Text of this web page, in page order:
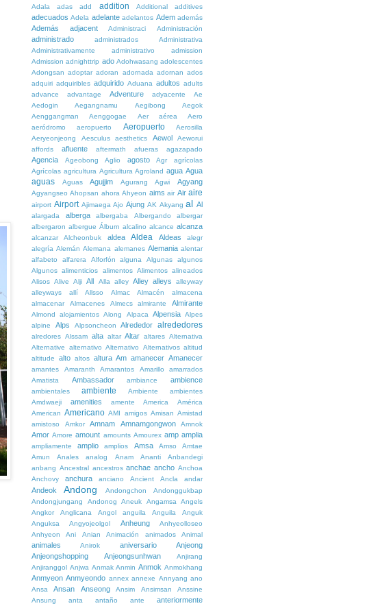
Adala adas add addition Additional additives
adecuados Adela adelante adelantos Adem además
Además adjacent Administraci Administración
administrado administrados
Administrativa
Administrativamente
administrativo
admission
Admission adnighttrip ado Adohwasang adolescentes
Adongsan adoptar adoran adornada adornan ados
adquiri adquiribles adquirido Aduana adultos adults
advance
advantage Adventure adyacente
Ae
Aedogin
Aegangnamu Aegibong
Aegok
Aenggangman
Aenggogae Aer aérea
Aero
aeródromo
aeropuerto Aeropuerto
Aerosilla
Aeryeonjeong
Aesculus aesthetics Aewol
Aeworui
affords
afluente aftermath afueras agazapado
Agencia Ageobong Aglio agosto Agr
agrícolas
Agrícolas agricultura Agricultura Agroland agua Agua
aguas Aguas Agujjim Agurang Agwi Agyang
Agyangseo Ahopsan ahora Ahyeon aims air Air aire
airport Airport Ajimaega Ajo Ajung AK Akyang al Al
alargada alberga albergaba Albergando
albergar
albergaron albergue Álbum alcalino alcance alcanza
alcanzar Alcheonbuk aldea Aldea Aldeas
alegr
alegría Alemán Alemana alemanes Alemania alentar
alfabeto
alfarera Alforfón alguna Algunas
algunos
Algunos alimenticios alimentos Alimentos alineados
Alisos Alive Alji All Alla alley Alley alleys
alleyway
alleyways
allí Allsso Almac Almacén
almacena
almacenar
Almacenes Almecs almirante Almirante
Almond alojamientos Along Alpaca Alpensia Alpes
alpine
Alps Alpsoncheon Alrededor alrededores
alredores Alssam alta altar Altar altares Alternativa
Alternative
alternativo Alternativo Alternativos altitud
altitude
alto altos altura Am amanecer Amanecer
amantes Amaranth Amarantos Amarillo
amarrados
Amatista
Ambassador ambiance ambience
ambientales ambiente Ambiente
ambientes
Amdwaeji
amenities amente America
América
American Americano AMI amigos Amisan Amistad
amistoso
Amkor Amnam Amnamgongwon Amnok
Amor Amore amount amounts Amourex amp amplia
ampliamente amplio amplios Amsa Amso
Amtae
Amun
Anales analog Anam Ananti
Anbandegi
anbang Ancestral ancestros anchae ancho Anchoa
Anchovy
anchura anciano Ancient Ancla andar
Andeok Andong Andongchon
Andonggukbap
Andongjungang
Andonog Aneuk Angamsa
Angels
Angkor
Anglicana Angol anguila Anguila
Anguk
Anguksa
Angyojeolgol Anheung
Anhyeolloseo
Anhyeon
Ani Anian Animación animados Animal
animales Anirok aniversario
Anjeong
Anjeongshopping
Anjeongsunhwan
Anjirang
Anjiranggol Anjwa Anmak Anmin Anmok Anmokhang
Anmyeon Anmyeondo annex annexe Annyang ano
Ansa
Ansan Anseong Ansim Ansimsan
Anssine
Ansung
anta antaño ante anteriormente